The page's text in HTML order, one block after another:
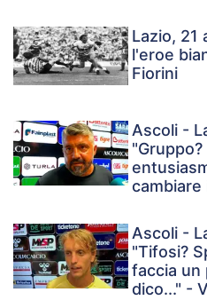
Lazio, 21
l'eroe
Fiorini
Ascoli -
cambiare
Ascoli -
"Tifosi?
faccia un
dico..." -